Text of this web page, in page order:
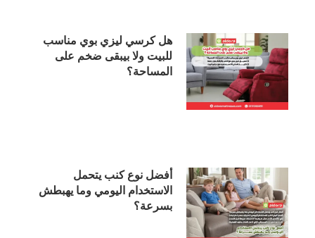
هل كرسي ليزي بوي مناسب
للبيت ولا بيبقى ضخم على
المساحة؟
أفضل نوع كنب يتحمل
الاستخدام اليومي وما يهبطش
بسرعة؟